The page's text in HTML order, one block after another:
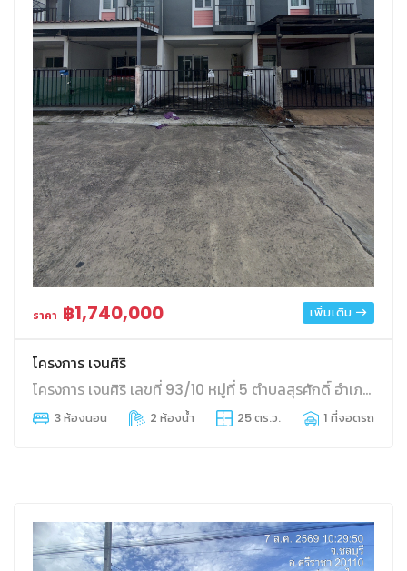
ราคา ฿1,740,000 เพิ่มเติม
โครงการ เจนศิริ
โครงการ เจนศิริ เลขที่ 93/10 หมู่ที่ 5 ตำบลสุรศักดิ์ อำเภอศรีราชา จังหวัดชลบุรี
3 ห้องนอน 2 ห้องน้ำ 25 ตร.ว. 1 ที่จอดรถ